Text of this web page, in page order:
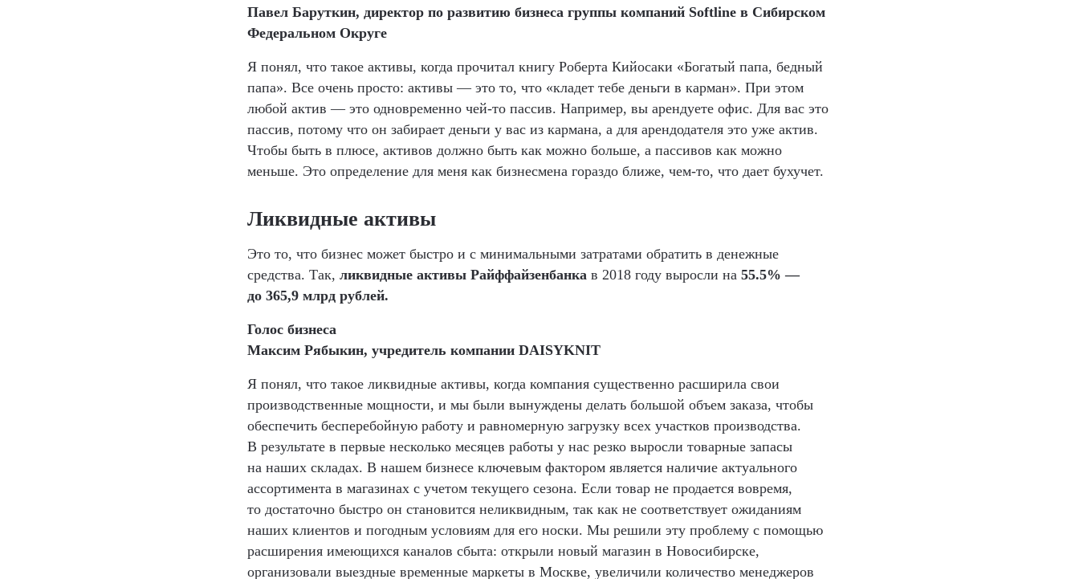
Павел Баруткин, директор по развитию бизнеса группы компаний Softline в Сибирском
Федеральном Округе
Я понял, что такое активы, когда прочитал книгу Роберта Кийосаки «Богатый папа, бедный
папа». Все очень просто: активы — это то, что «кладет тебе деньги в карман». При этом
любой актив — это одновременно чей-то пассив. Например, вы арендуете офис. Для вас это
пассив, потому что он забирает деньги у вас из кармана, а для арендодателя это уже актив.
Чтобы быть в плюсе, активов должно быть как можно больше, а пассивов как можно
меньше. Это определение для меня как бизнесмена гораздо ближе, чем-то, что дает бухучет.
Ликвидные активы
Это то, что бизнес может быстро и с минимальными затратами обратить в денежные
средства. Так, ликвидные активы Райффайзенбанка в 2018 году выросли на 55.5% —
до 365,9 млрд рублей.
Голос бизнеса
Максим Рябыкин, учредитель компании DAISYKNIT
Я понял, что такое ликвидные активы, когда компания существенно расширила свои
производственные мощности, и мы были вынуждены делать большой объем заказа, чтобы
обеспечить бесперебойную работу и равномерную загрузку всех участков производства.
В результате в первые несколько месяцев работы у нас резко выросли товарные запасы
на наших складах. В нашем бизнесе ключевым фактором является наличие актуального
ассортимента в магазинах с учетом текущего сезона. Если товар не продается вовремя,
то достаточно быстро он становится неликвидным, так как не соответствует ожиданиям
наших клиентов и погодным условиям для его носки. Мы решили эту проблему с помощью
расширения имеющихся каналов сбыта: открыли новый магазин в Новосибирске,
организовали выездные временные маркеты в Москве, увеличили количество менеджеров